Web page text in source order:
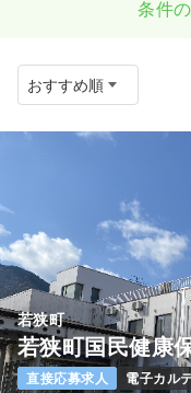
条件
若狭町
若狭町国民健康
直接応募求人 電子カル